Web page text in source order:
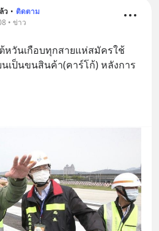
ว • ติดตาม
• ข่าว
หวันเกือบทุกสายแห่สมัครใช้
นเป็นขนสินค้า(คาร์โก้) หลังการ